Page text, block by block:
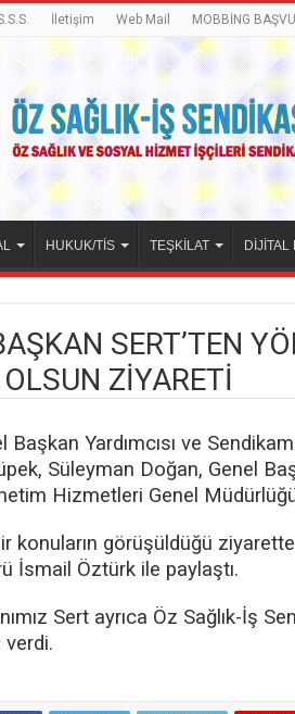
İletişim Web Mail MOBBİNG
HUKUK/TİS TEŞKİLAT DİJİTAL
SERT’TEN
ZİYARETİ
Başkan Yardımcısı ve
Süleyman Doğan, Genel
Hizmetleri Genel
konuların görüşüldüğü
İsmail Öztürk ile paylaştı.
Sert ayrıca Öz Sağlık-İş
verdi.